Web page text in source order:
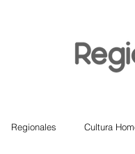
Regionales Cultura